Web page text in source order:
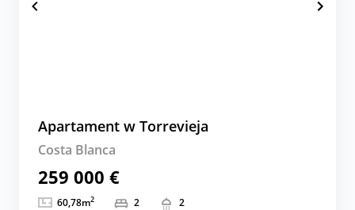
Apartament w Torrevieja
Costa Blanca
259 000 €
60,78m2 2 2